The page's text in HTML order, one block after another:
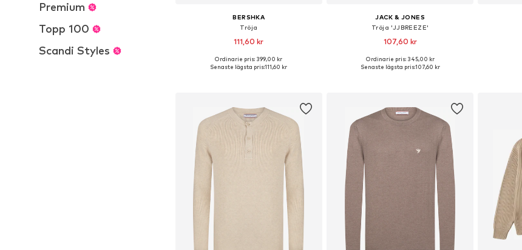
Premium
Topp 100
Scandi Styles
BERSHKA
Tröja
111,60 kr
Tillgängliga storlekar: S, M, L
Ordinarie pris: 399,00 kr
Senaste lägsta pris:111,60 kr
JACK & JONES
Tröja 'JJBREEZE'
107,60 kr
Tillgängliga storlekar: S, M, L
Ordinarie pris: 345,00 kr
Senaste lägsta pris:107,60 kr